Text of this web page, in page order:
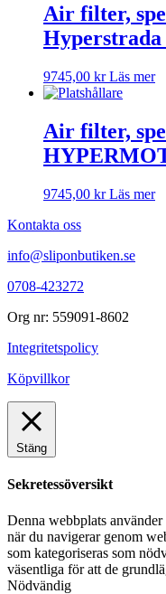
Air filter,
Hyperstrada
9745,00 kr Läs mer
Air filter,
9745,00 kr Läs mer
Kontakta oss
info@sliponbutiken.se
0708-423272
Org nr: 559091-8602
Integritetspolicy
Köpvillkor
Stäng
Sekretessöversikt
Denna webbplats
när du navigerar genom
som kategoriseras som
väsentliga för att de
Nödvändig